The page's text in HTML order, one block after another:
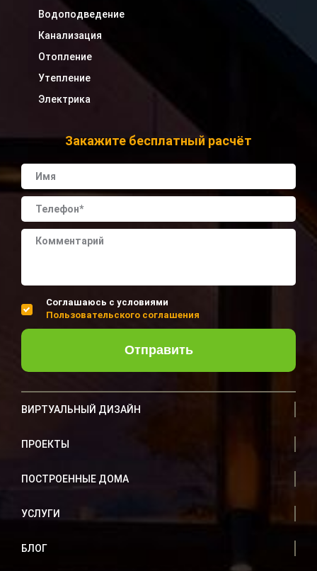
Водоподведение
Канализация
Отопление
Утепление
Электрика
Закажите бесплатный расчёт
Соглашаюсь с условиями
Пользовательского соглашения
Отправить
ВИРТУАЛЬНЫЙ ДИЗАЙН
ПРОЕКТЫ
ПОСТРОЕННЫЕ ДОМА
УСЛУГИ
БЛОГ